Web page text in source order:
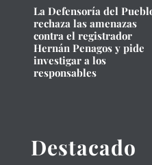
La Defensoría del
rechaza las amenazas
contra el registrador
Hernán Penagos y pide
investigar a los
responsables
Destacado